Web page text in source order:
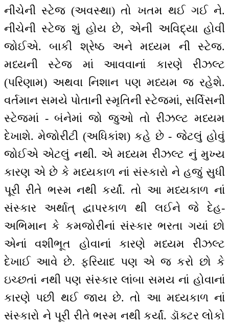
નીચેની સ્ટેજ (અવસ્થા) તો ખતમ થઈ ગઈ ને.
નીચેની સ્ટેજ શું હોય છે, એની અવિદ્યા હોવી
જોઈએ. બાકી શ્રેષ્ઠ અને મધ્યમ ની સ્ટેજ.
મધ્યની સ્ટેજ માં આવવાનાં કારણે રીઝલ્ટ
(પરિણામ) અથવા નિશાન પણ મધ્યમ જ રહેશે.
વર્તમાન સમયે પોતાની સ્મૃતિની સ્ટેજમાં, સર્વિસની
સ્ટેજમાં - બંનેમાં જો જુઓ તો રીઝલ્ટ મધ્યમ
દેખાશે. મેજોરીટી (અધિકાંશ) કહે છે - જેટલું હોવું
જોઈએ એટલું નથી. એ મધ્યમ રીઝલ્ટ નું મુખ્ય
કારણ એ છે કે મધ્યકાળ નાં સંસ્કારો ને હજું સુધી
પૂરી રીતે ભસ્મ નથી કર્યાં. તો આ મધ્યકાળ નાં
સંસ્કાર અર્થાત્ દ્વાપરકાળ થી લઈને જે દેહ-
અભિમાન કે કમજોરીનાં સંસ્કાર ભરતા ગયાં છો
એનાં વશીભૂત હોવાનાં કારણે મધ્યમ રીઝલ્ટ
દેખાઈ આવે છે. ફરિયાદ પણ એ જ કરો છો કે
ઇચ્છતાં નથી પણ સંસ્કાર લાંબા સમય નાં હોવાનાં
કારણે પછી થઈ જાય છે. તો આ મધ્યકાળ નાં
સંસ્કારો ને પૂરી રીતે ભસ્મ નથી કર્યાં. ડૉક્ટર લોકો